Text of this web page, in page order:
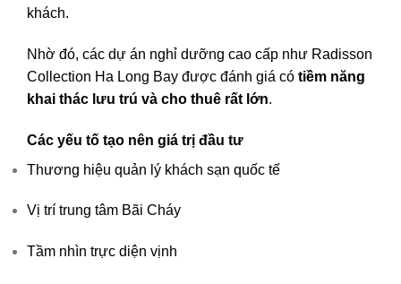
khách.
Nhờ đó, các dự án nghỉ dưỡng cao cấp như Radisson
Collection Ha Long Bay được đánh giá có tiềm năng
khai thác lưu trú và cho thuê rất lớn.
Các yếu tố tạo nên giá trị đầu tư
Thương hiệu quản lý khách sạn quốc tế
Vị trí trung tâm Bãi Cháy
Tầm nhìn trực diện vịnh